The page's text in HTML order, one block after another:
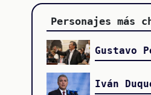
Personajes más
Gustavo
Iván